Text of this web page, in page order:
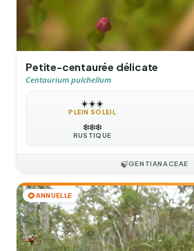
Petite-centaurée délicate
Centaurium pulchellum
☀️☀️☀️
PLEIN SOLEIL
❄️❄️❄️
RUSTIQUE
🍃GENTIANACEAE
🌻ANNUELLE